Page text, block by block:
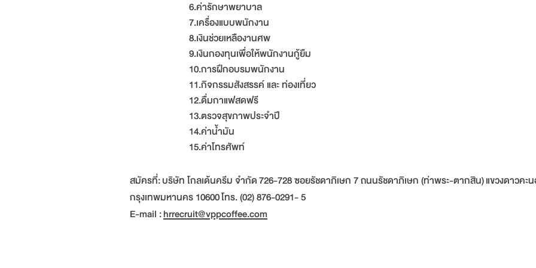
6.ค่ารักษาพยาบาล
7.เครื่องแบบพนักงาน
8.เงินช่วยเหลืองานศพ
9.เงินกองทุนเพื่อให้พนักงานกู้ยืม
10.การฝึกอบรมพนักงาน
11.กิจกรรมสังสรรค์ และ ท่องเที่ยว
12.ดื่มกาแฟสดฟรี
13.ตรวจสุขภาพประจำปี
14.ค่าน้ำมัน
15.ค่าโทรศัพท์
สมัครที่: บริษัท โกลเด้นครีม จำกัด 726-728 ซอยรัชดาภิเษก 7 ถนนรัชดาภิเษก (ท่าพระ-ตากสิน) แขวงดาวคะน
กรุงเทพมหานคร 10600 โทร. (02) 876-0291- 5
E-mail :hrrecruit@vppcoffee.com